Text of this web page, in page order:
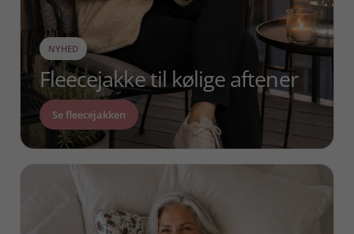
NYHED
Fleecejakke til kølige aftener
Se fleecejakken